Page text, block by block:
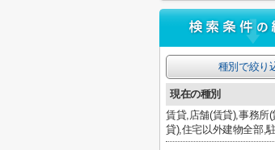
種別で絞り
現在の種別
賃貸,店舗(賃貸),事務所
貸),住宅以外建物全部,